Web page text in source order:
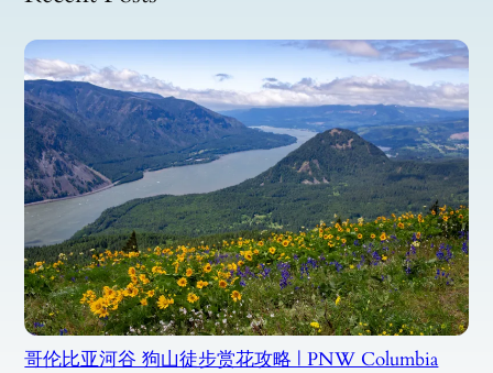
哥伦比亚河谷 狗山徒步赏花攻略 | PNW Columbia